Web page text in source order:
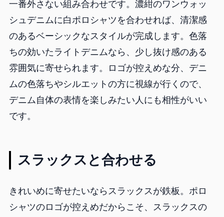
一番外さない組み合わせです。濃紺のワンウォッ
シュデニムに白ポロシャツを合わせれば、清潔感
のあるベーシックなスタイルが完成します。色落
ちの効いたライトデニムなら、少し抜け感のある
雰囲気に寄せられます。ロゴが控えめな分、デニ
ムの色落ちやシルエットの方に視線が行くので、
デニム自体の表情を楽しみたい人にも相性がいい
です。
スラックスと合わせる
きれいめに寄せたいならスラックスが鉄板。ポロ
シャツのロゴが控えめだからこそ、スラックスの